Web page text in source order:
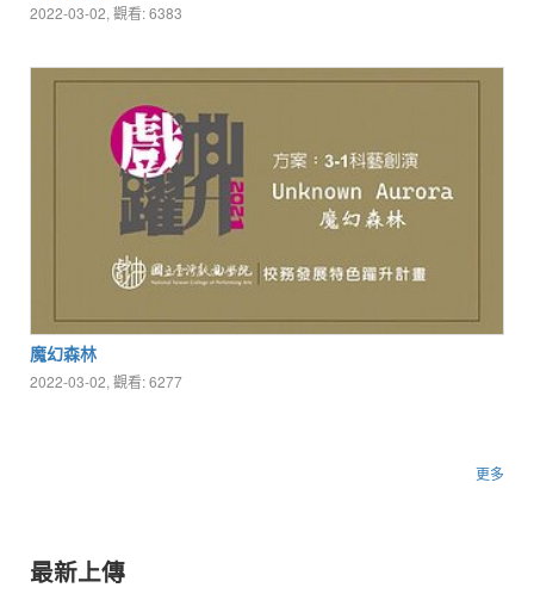
2022-03-02, 觀看: 6383
魔幻森林
2022-03-02, 觀看: 6277
更多
最新上傳